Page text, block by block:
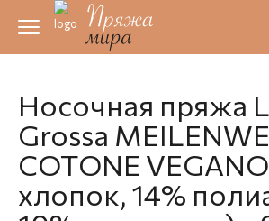
Носочная пряжа
Grossa
COTONE
хлопок, 14%